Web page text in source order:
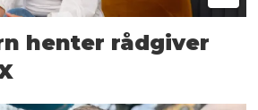
henter rådgiver